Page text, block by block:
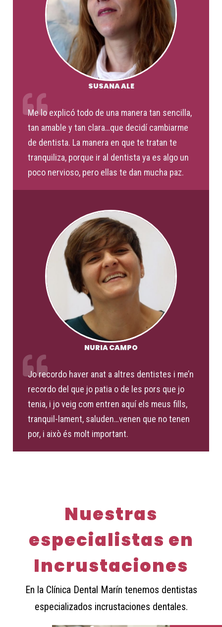
SUSANA ALE
Me lo explicó todo de una manera tan sencilla,
tan amable y tan clara…que decidí cambiarme
de dentista. La manera en que te tratan te
tranquiliza, porque ir al dentista ya es algo un
poco nervioso, pero ellas te dan mucha paz.
NURIA CAMPO
Jo recordo haver anat a altres dentistes i me’n
recordo del que jo patia o de les pors que jo
tenia, i jo veig com entren aquí els meus fills,
tranquil-lament, saluden…venen que no tenen
por, i això és molt important.
Nuestras
especialistas en
Incrustaciones
En la Clínica Dental Marín tenemos dentistas
especializados incrustaciones dentales.